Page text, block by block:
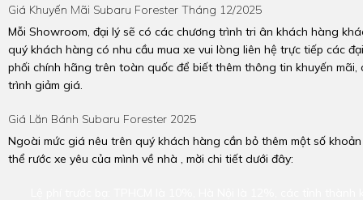
Giá Khuyến Mãi Subaru Forester Tháng 12/2025
Mỗi Showroom, đại lý sẽ có các chương trình tri ân khách hàng
quý khách hàng có nhu cầu mua xe vui lòng liên hệ trực tiếp các
phối chính hãng trên toàn quốc để biết thêm thông tin khuyến mãi,
trình giảm giá.
Giá Lăn Bánh Subaru Forester 2025
Ngoài mức giá nêu trên quý khách hàng cần bỏ thêm một số
thể rước xe yêu của mình về nhà , mời chi tiết dưới đây: